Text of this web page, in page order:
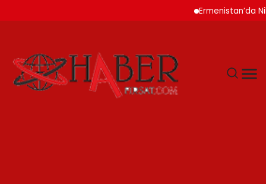
Ermenistan’da Nikol